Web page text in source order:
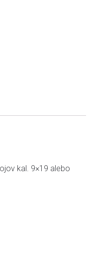
kal. 9×19 alebo